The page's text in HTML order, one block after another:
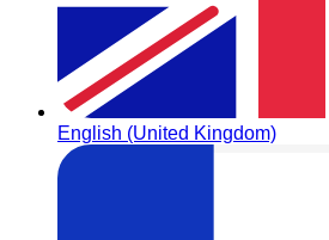
English (United Kingdom)